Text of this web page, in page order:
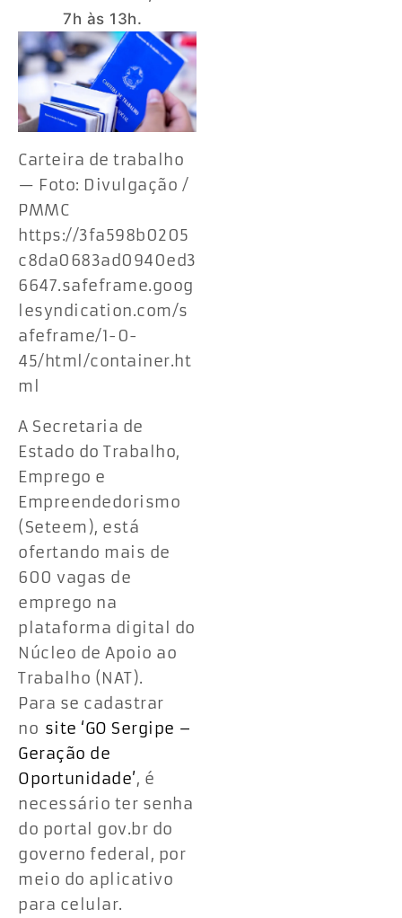
7h às 13h.
Carteira de trabalho
— Foto: Divulgação /
PMMC
https://3fa598b0205
c8da0683ad0940ed3
6647.safeframe.goog
lesyndication.com/s
afeframe/1-0-
45/html/container.ht
ml
A Secretaria de
Estado do Trabalho,
Emprego e
Empreendedorismo
(Seteem), está
ofertando mais de
600 vagas de
emprego na
plataforma digital do
Núcleo de Apoio ao
Trabalho (NAT).
Para se cadastrar
no site ‘GO Sergipe –
Geração de
Oportunidade’, é
necessário ter senha
do portal gov.br do
governo federal, por
meio do aplicativo
para celular.